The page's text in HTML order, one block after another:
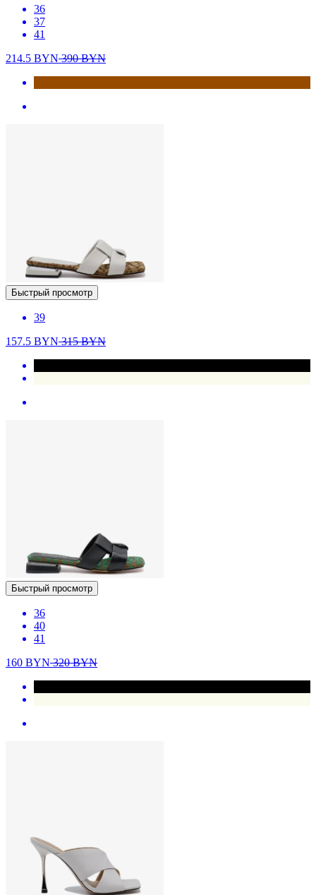
36
37
41
214.5 BYN390BYN
Быстрый просмотр
39
157.5 BYN315BYN
Быстрый просмотр
36
40
41
160 BYN320BYN